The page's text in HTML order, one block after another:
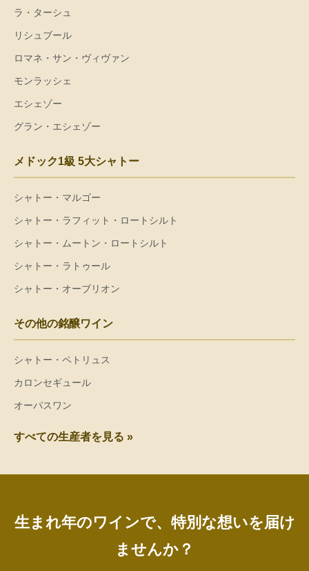
ラ・ターシュ
リシュブール
ロマネ・サン・ヴィヴァン
モンラッシェ
エシェゾー
グラン・エシェゾー
メドック1級 5大シャトー
シャトー・マルゴー
シャトー・ラフィット・ロートシルト
シャトー・ムートン・ロートシルト
シャトー・ラトゥール
シャトー・オーブリオン
その他の銘醸ワイン
シャトー・ペトリュス
カロンセギュール
オーパスワン
すべての生産者を見る »
生まれ年のワインで、特別な想いを届け
ませんか？